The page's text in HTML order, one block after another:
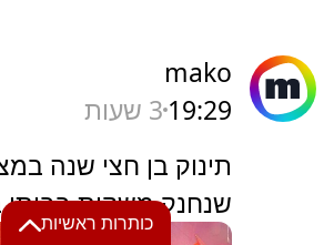
כותרות ראשיות
mako
19:29 3 שעות
תינוק בן חצי שנה
שנחנק משקית בביתו